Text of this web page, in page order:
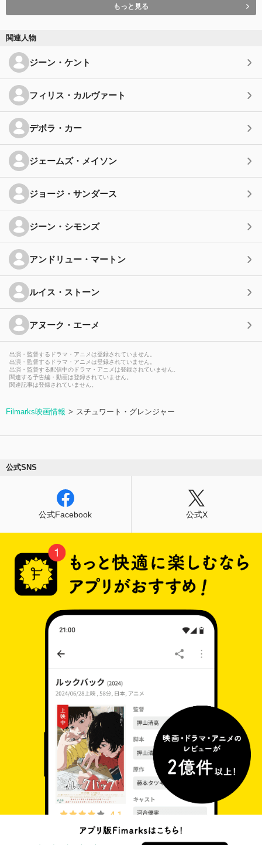
もっと見る
関連人物
ジーン・ケント
フィリス・カルヴァート
デボラ・カー
ジェームズ・メイソン
ジョージ・サンダース
ジーン・シモンズ
アンドリュー・マートン
ルイス・ストーン
アヌーク・エーメ
出演・監督するドラマ・アニメは登録されていません。
出演・監督するドラマ・アニメは登録されていません。
出演・監督する配信中のドラマ・アニメは登録されていません。
関連する予告編・動画は登録されていません。
関連記事は登録されていません。
Filmarks映画情報 スチュワート・グレンジャー
公式SNS
公式Facebook 公式X